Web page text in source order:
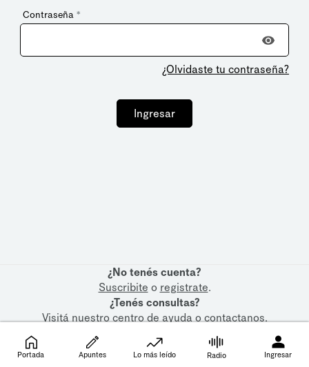
Contraseña *
¿Olvidaste tu contraseña?
Ingresar
¿No tenés cuenta?
Suscribite o registrate.
¿Tenés consultas?
Visitá nuestrocentro de ayudaocontactanos.
Portada Apuntes Lo más leído Radio Ingresar